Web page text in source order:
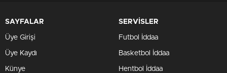
SAYFALAR
Üye Girişi
Üye Kaydı
Künye
SERVİSLER
Futbol İddaa
Basketbol İddaa
Hentbol İddaa